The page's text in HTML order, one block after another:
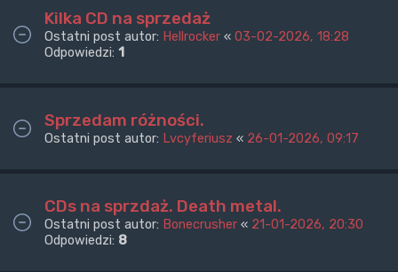
Kilka CD na sprzedaż
Ostatni post autor: Hellrocker « 03-02-2026, 18:28
Odpowiedzi: 1
Sprzedam różności.
Ostatni post autor: Lvcyferiusz « 26-01-2026, 09:17
CDs na sprzdaż. Death metal.
Ostatni post autor: Bonecrusher « 21-01-2026, 20:30
Odpowiedzi: 8